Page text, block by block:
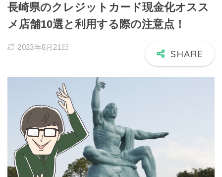
長崎県のクレジットカード現金化オスス
メ店舗10選と利用する際の注意点！
2023年8月21日